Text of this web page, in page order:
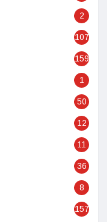
2
107
159
1
50
12
11
36
8
157